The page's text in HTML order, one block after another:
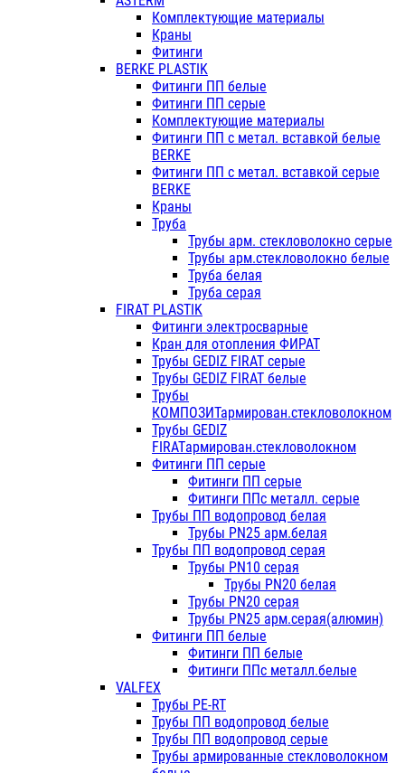
Комплектующие материалы
Краны
Фитинги
BERKE PLASTIK
Фитинги ПП белые
Фитинги ПП серые
Комплектующие материалы
Фитинги ПП с метал. вставкой белые
BERKE
Фитинги ПП с метал. вставкой серые
BERKE
Краны
Труба
Трубы арм. стекловолокно серые
Трубы арм.стекловолокно белые
Труба белая
Труба серая
FIRAT PLASTIK
Фитинги электросварные
Кран для отопления ФИРАТ
Трубы GEDIZ FIRAT серые
Трубы GEDIZ FIRAT белые
Трубы
КОМПОЗИТармирован.стекловолокном
Трубы GEDIZ
FIRATармирован.стекловолокном
Фитинги ПП серые
Фитинги ПП серые
Фитинги ППс металл. серые
Трубы ПП водопровод белая
Трубы PN25 арм.белая
Трубы ПП водопровод серая
Трубы PN10 серая
Трубы PN20 белая
Трубы PN20 серая
Трубы PN25 арм.серая(алюмин)
Фитинги ПП белые
Фитинги ПП белые
Фитинги ППс металл.белые
VALFEX
Трубы PE-RT
Трубы ПП водопровод белые
Трубы ПП водопровод серые
Трубы армированные стекловолокном